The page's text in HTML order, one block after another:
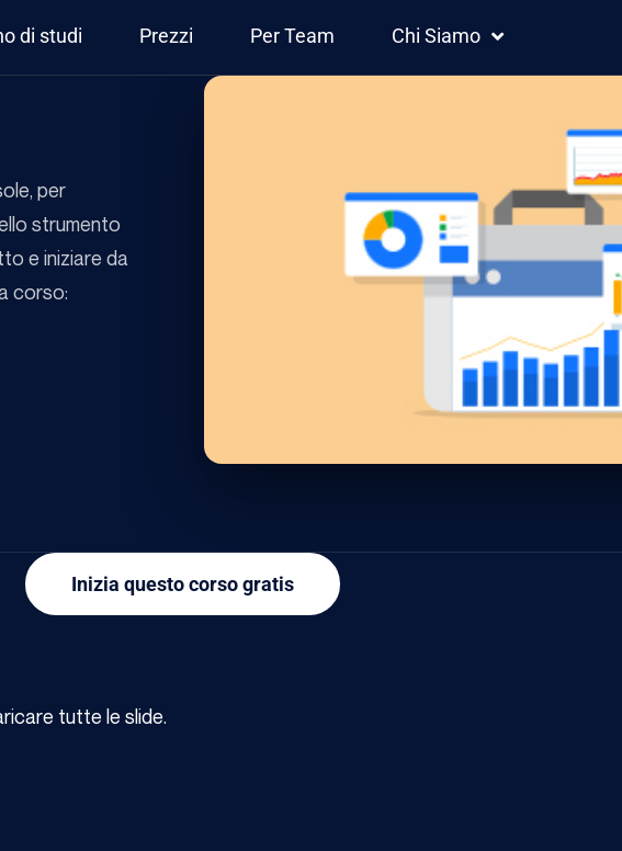
di studi Prezzi Per Team Chi Siamo
per
strumento
e iniziare da
corso:
Inizia questo corso gratis
tutte le slide.